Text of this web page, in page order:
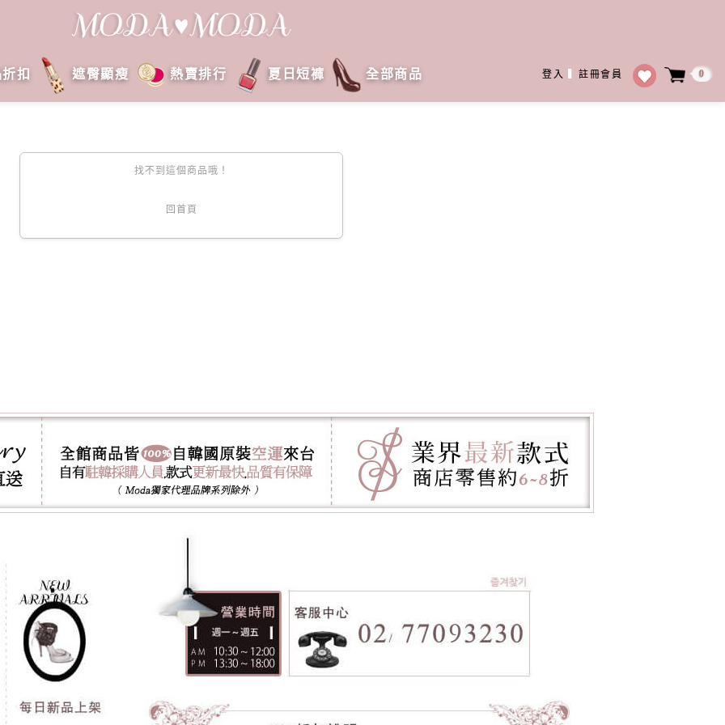
登入 註冊會員 0
扣 遮臀顯瘦 熱賣排行 夏日短褲 全部商品
找不到這個商品哦！
回首頁